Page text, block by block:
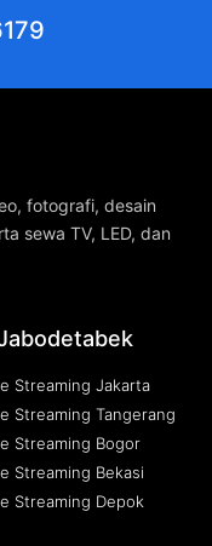
fotografi, desain
sewa TV, LED, dan
Streaming Jakarta
Streaming Tangerang
Streaming Bogor
Streaming Bekasi
Streaming Depok